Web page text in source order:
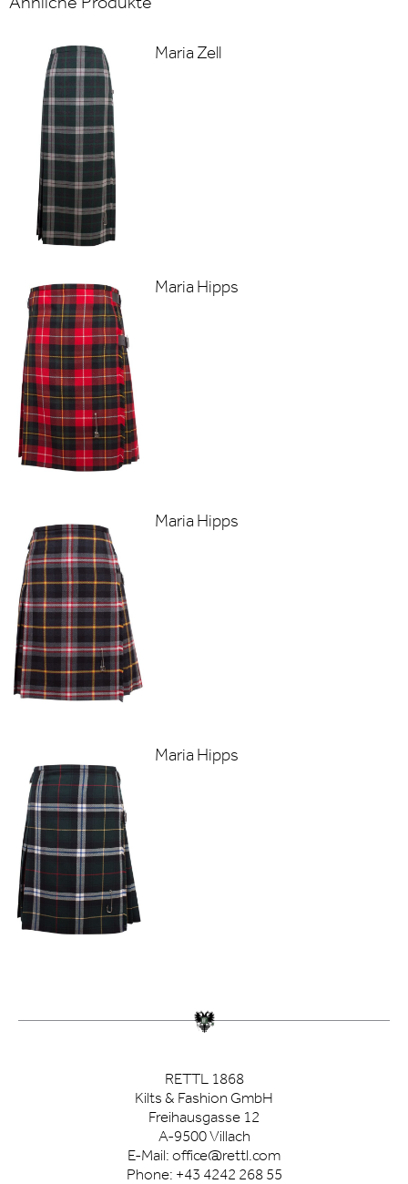
Maria Zell
Maria Hipps
Maria Hipps
Maria Hipps
RETTL 1868
Kilts & Fashion GmbH
Freihausgasse 12
A-9500 Villach
E-Mail: office@rettl.com
Phone: +43 4242 268 55